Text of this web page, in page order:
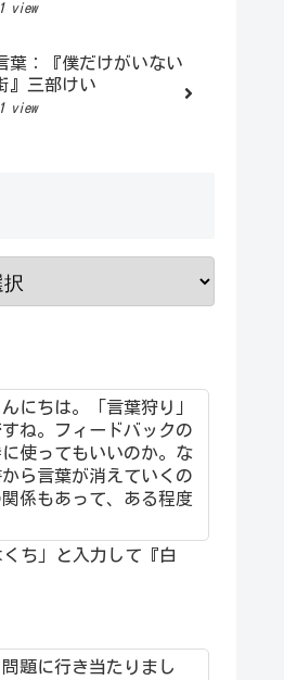
1 view
葉：『僕だけがいない
』三部けい
1 view
にちは。「言葉狩り」
ね。フィードバックの
使ってもいいのか。な
ら言葉が消えていくの
係もあって、ある程度
くち」と入力して『白
題に行き当たりまし